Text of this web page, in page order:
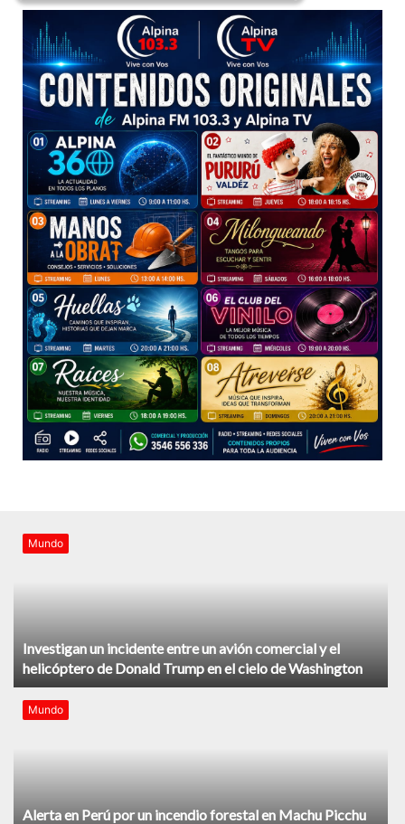
Mundo
Investigan un incidente entre un avión comercial y el
helicóptero de Donald Trump en el cielo de Washington
Mundo
Alerta en Perú por un incendio forestal en Machu Picchu